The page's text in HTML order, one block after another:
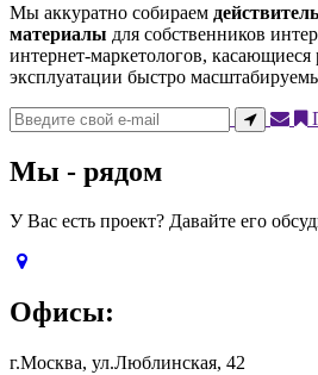
Мы аккуратно собираем
материалы для собственников
интернет-маркетологов, касающиеся
эксплуатации быстро
Мы - рядом
У Вас есть проект? Давайте его
Офисы:
г.Москва, ул.Люблинская, 42